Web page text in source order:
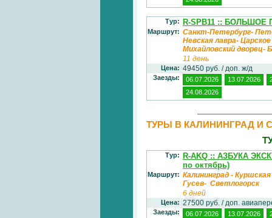
Тур: R-SPB11 :: БОЛЬШОЕ
Маршрут: Санкт-Петербург-
Невская лавра-
Михайловский дворец-
11 день
Цена: 49450 руб. / доп. ж/д
Заезды: 06.07.2026 13.07.2026
24.08.2026
ТУРЫ В КАЛИНИНГРАД И
Тур: R-AKQ :: АЗБУКА
по октябрь)
Маршрут: Калининград -
Гусев- Светлогорск
6 дней
Цена: 27500 руб. / доп.
Заезды: 06.07.2026 13.07.2026